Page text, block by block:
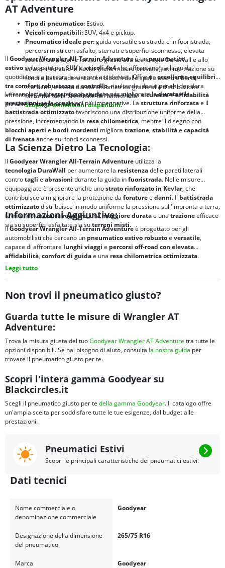
AT Adventure
Tipo di pneumatico: Estivo.
Veicoli compatibili:SUV, 4x4 e pickup.
Pneumatico ideale per:guida versatile su strada e in fuoristrada,
percorsi misti con asfalto, sterrati e superfici sconnesse, elevata
resistenza a tagli e forature grazie alla tecnologia DuraWall e allo
strato rinforzato in Kevlar (nelle misure previste), ottima trazione su
fondi a bassa aderenza con blocchi delle spalle aperti e bordi
mordenti, elevata durata chilometrica grazie alla distribuzione
uniforme della pressione del battistrada.
Scopri le dimensioni disponibili.
Il Goodyear Wrangler All-Terrain Adventureè unpneumatico
estivosviluppato perSUVeveicoli 4x4che affrontano sia la guida
quotidiana sia percorsi su terreni accidentati. Offre uneccellente equilibrio
tracomfort,robustezzaecontrollo, risultando ideale per chi desidera
affrontare l'asfalto e ilfuoristradacon la stessasicurezzaeaffidabilità
durante lastagione estiva.
Le tecnologie integrate sono studiate per migliorare laduratae le
prestazioninelle condizioni più impegnative. La struttura rinforzatae il
battistrada ottimizzatofavoriscono una distribuzione uniforme della
pressione, incrementando la resa chilometrica, mentre il disegno con
blocchi aperti e bordi mordenti migliora trazione, stabilitàe capacità
di frenataanche sui fondi sconnessi.
La Scienza Dietro La Tecnologia:
Il Goodyear Wrangler All-Terrain Adventure utilizza la
tecnologia DuraWall per aumentare la resistenzadelle pareti laterali
controtagli e abrasioni durante la guida infuoristrada. Nelle misure
equipaggiate è presente anche unostrato rinforzato in Kevlar, che
contribuisce a migliorare la protezione da foraturee danni. Il battistrada
ottimizzatodistribuisce in modo uniforme la pressione sull'impronta a terra,
favorendo un'usura regolare, unamaggiore duratae una trazioneefficace
sia su superfici asfaltate sia suterreni misti.
Informazioni Aggiuntive:
IlGoodyear Wrangler All-Terrain Adventureè progettato per gli
automobilisti che cercano un pneumatico estivo robustoe versatile,
capace di affrontare lunghi viaggi e percorsi off-road con elevata
affidabilità, comfort di guidae una resa chilometricaottimizzata.
Leggi tutto
Non trovi il pneumatico giusto?
Guarda tutte le misure di Wrangler AT
Adventure:
Trova la misura giusta del tuoGoodyear Wrangler AT Adventure tra tutte le
opzioni disponibili. Se hai bisogno di aiuto, consulta la nostra guida per
trovare il pneumatico giusto per te.
Scopri l'intera gamma Goodyear su
Blackcircles.it
Scegli il pneumatico giusto per te della gamma Goodyear. Il catalogo offre
un'ampia scelta per soddisfare tutte le tue esigenze, dal budget alle
prestazioni.
Pneumatici Estivi
Scopri le principali caratteristiche dei pneumatici estivi.
Dati tecnici
Nome commerciale o
denominazione commerciale
Goodyear
Designazione della dimensione
del pneumatico
265/75 R16
Marca Goodyear